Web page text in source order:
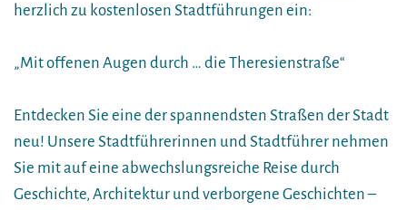
herzlich zu kostenlosen Stadtführungen ein:
„Mit offenen Augen durch … die Theresienstraße“
Entdecken Sie eine der spannendsten Straßen der Stadt
neu! Unsere Stadtführerinnen und Stadtführer nehmen
Sie mit auf eine abwechslungsreiche Reise durch
Geschichte, Architektur und verborgene Geschichten –